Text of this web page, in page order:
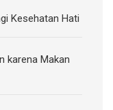
Kesehatan Hati
karena Makan